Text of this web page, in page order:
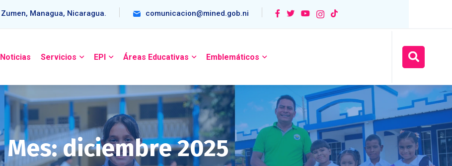
Zumen, Managua, Nicaragua. comunicacion@mined.gob.ni
Noticias Servicios EPI Áreas Educativas Emblemáticos
Mes:diciembre 2025